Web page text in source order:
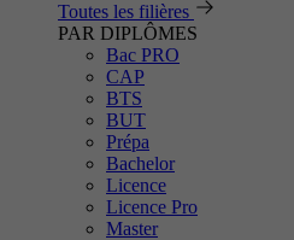
Toutes les filières
PAR DIPLÔMES
Bac PRO
CAP
BTS
BUT
Prépa
Bachelor
Licence
Licence Pro
Master